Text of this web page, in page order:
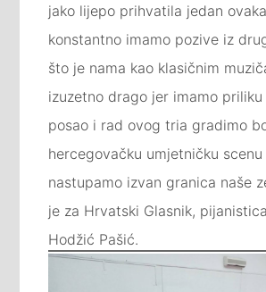
jako lijepo prihvatila jedan
konstantno imamo pozive iz
što je nama kao klasičnim
izuzetno drago jer imamo
posao i rad ovog tria gradimo
hercegovačku umjetničku
nastupamo izvan granica naše
je za Hrvatski Glasnik,
Hodžić Pašić.